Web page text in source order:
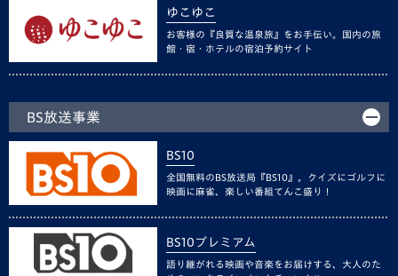
ゆこゆこ
お客様の『良質な温泉旅』をお手伝い。国内の旅
館・宿・ホテルの宿泊予約サイト
BS放送事業
BS10
全国無料のBS放送局『BS10』。クイズにゴルフに
映画に麻雀、楽しい番組てんこ盛り！
BS10プレミアム
語り継がれる映画や音楽をお届けする、大人のた